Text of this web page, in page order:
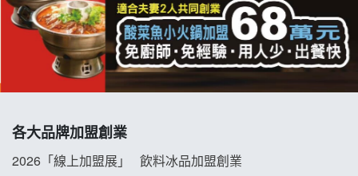
優握握×酸奶大獅加盟說明會
冬城門加盟說明會
各大品牌加盟創業
2026「線上加盟展」
飲料冰品加盟創業